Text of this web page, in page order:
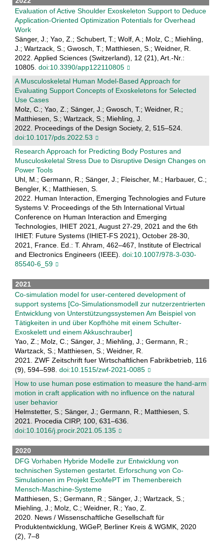
Evaluation of Active Shoulder Exoskeleton Support to Deduce
Application-Oriented Optimization Potentials for Overhead
Work
Sänger, J.; Yao, Z.; Schubert, T.; Wolf, A.; Molz, C.; Miehling,
J.; Wartzack, S.; Gwosch, T.; Matthiesen, S.; Weidner, R.
2022. Applied Sciences (Switzerland), 12 (21), Art.-Nr.:
10805. doi:10.3390/app122110805
A Musculoskeletal Human Model-Based Approach for
Evaluating Support Concepts of Exoskeletons for Selected
Use Cases
Molz, C.; Yao, Z.; Sänger, J.; Gwosch, T.; Weidner, R.;
Matthiesen, S.; Wartzack, S.; Miehling, J.
2022. Proceedings of the Design Society, 2, 515–524.
doi:10.1017/pds.2022.53
Research Approach for Predicting Body Postures and
Musculoskeletal Stress Due to Disruptive Design Changes on
Power Tools
Uhl, M.; Germann, R.; Sänger, J.; Fleischer, M.; Harbauer, C.;
Bengler, K.; Matthiesen, S.
2022. Human Interaction, Emerging Technologies and Future
Systems V: Proceedings of the 5th International Virtual
Conference on Human Interaction and Emerging
Technologies, IHIET 2021, August 27-29, 2021 and the 6th
IHIET: Future Systems (IHIET-FS 2021), October 28-30,
2021, France. Ed.: T. Ahram, 462–467, Institute of Electrical
and Electronics Engineers (IEEE). doi:10.1007/978-3-030-
85540-6_59
2021
Co-simulation model for user-centered development of
support systems [Co-Simulationsmodell zur nutzerzentrierten
Entwicklung von Unterstützungssystemen Am Beispiel von
Tätigkeiten in und über Kopfhöhe mit einem Schulter-
Exoskelett und einem Akkuschrauber]
Yao, Z.; Molz, C.; Sänger, J.; Miehling, J.; Germann, R.;
Wartzack, S.; Matthiesen, S.; Weidner, R.
2021. ZWF Zeitschrift fuer Wirtschaftlichen Fabrikbetrieb, 116
(9), 594–598. doi:10.1515/zwf-2021-0085
How to use human pose estimation to measure the hand-arm
motion in craft application with no influence on the natural
user behavior
Helmstetter, S.; Sänger, J.; Germann, R.; Matthiesen, S.
2021. Procedia CIRP, 100, 631–636.
doi:10.1016/j.procir.2021.05.135
2020
DFG Vorhaben Hybride Modelle zur Entwicklung von
technischen Systemen gestartet. Erforschung von Co-
Simulationen im Projekt ExoMePT im Themenbereich
Mensch-Maschine-Systeme
Matthiesen, S.; Germann, R.; Sänger, J.; Wartzack, S.;
Miehling, J.; Molz, C.; Weidner, R.; Yao, Z.
2020. News / Wissenschaftliche Gesellschaft für
Produktentwicklung, WiGeP, Berliner Kreis & WGMK, 2020
(2), 7–8